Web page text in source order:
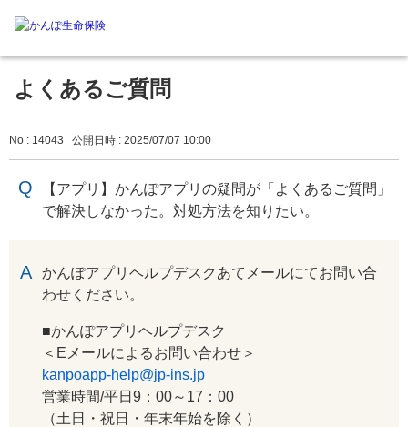
よくあるご質問
No : 14043 公開日時 : 2025/07/07 10:00
【アプリ】かんぽアプリの疑問が「よくあるご質問」
で解決しなかった。対処方法を知りたい。
かんぽアプリヘルプデスクあてメールにてお問い合
わせください。
■かんぽアプリヘルプデスク
＜Eメールによるお問い合わせ＞
kanpoapp-help@jp-ins.jp
営業時間/平日9：00～17：00
（土日・祝日・年末年始を除く）